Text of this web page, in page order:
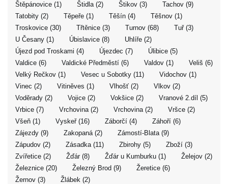
Štěpánovice (1)
Štidla (2) Štikov (3)
Tachov (9)
Tatobity (2)
Těpeře (1) Těšín (4)
Těšnov (1)
Troskovice (30)
Třtěnice (3) Turnov (68)
Tuř (3)
U Česany (1)
Úbislavice (8)
Uhlíře (2)
Újezd pod Troskami (4)
Újezdec (7)
Úlibice (5)
Valdice (6)
Valdické Předměstí (6) Valdov (1)
Veliš (6)
Velký Rečkov (1)
Vesec u Sobotky (11)
Vidochov (1)
Vinec (2)
Vitiněves (1) Vlhošť (2)
Vlkov (2)
Voděrady (2)
Vojice (2) Vokšice (2)
Vranové 2.díl (5)
Vrbice (7)
Vrchovina (2) Vrchovina (2)
Vršce (2)
Všeň (1)
Vyskeř (16) Záborčí (4)
Záhoří (6)
Zájezdy (9)
Zakopaná (2)
Zámostí-Blata (9)
Zápudov (2)
Zásadka (11) Zbirohy (5)
Zboží (3)
Zvířetice (2)
Žďár (8) Žďár u Kumburku (1)
Želejov (2)
Železnice (20)
Železný Brod (9)
Žeretice (6)
Žernov (3)
Žlábek (2)